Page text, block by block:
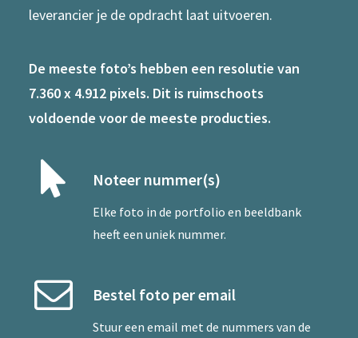
leverancier je de opdracht laat uitvoeren.
De meeste foto’s hebben een resolutie van
7.360 x 4.912 pixels. Dit is ruimschoots
voldoende voor de meeste producties.
Noteer nummer(s)
Elke foto in de portfolio en beeldbank
heeft een uniek nummer.
Bestel foto per email
Stuur een email met de nummers van de